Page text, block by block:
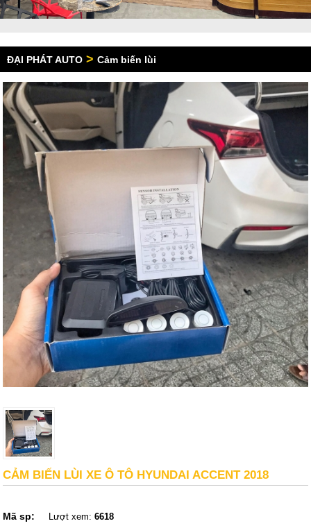
ĐẠI PHÁT AUTO > Cảm biến lùi
CẢM BIẾN LÙI XE Ô TÔ HYUNDAI ACCENT 2018
Mã sp: Lượt xem:6618